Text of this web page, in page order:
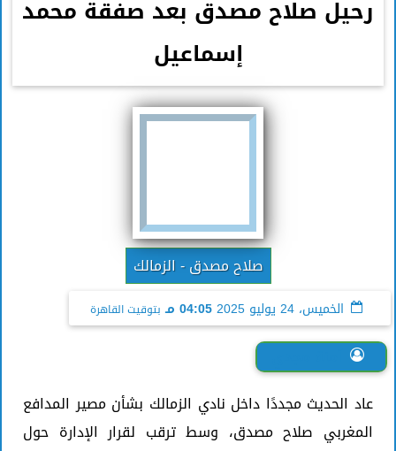
رحيل صلاح مصدق بعد صفقة محمد
إسماعيل
صلاح مصدق - الزمالك
الخميس، 24 يوليو 2025 04:05 مـ بتوقيت القاهرة
عاد الحديث مجددًا داخل نادي الزمالك بشأن مصير المدافع
المغربي صلاح مصدق، وسط ترقب لقرار الإدارة حول